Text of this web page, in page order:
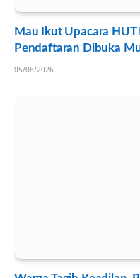
Mau Ikut Upacara HUT
Pendaftaran Dibuka
05/08/2026